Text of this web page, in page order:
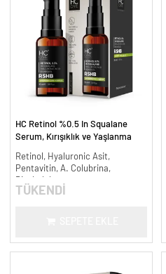
HC Retinol %0.5 In Squalane
Serum, Kırışıklık ve Yaşlanma
Retinol, Hyaluronic Asit,
Pentavitin, A. Colubrina,
Bisabolol
TÜKENDİ